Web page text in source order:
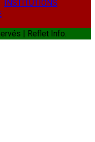
INSTITUTIONS
| Reflet Info.